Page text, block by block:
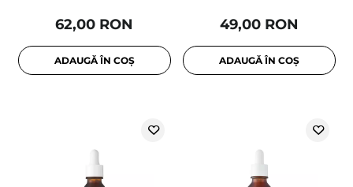
62,00 RON
ADAUGĂ ÎN COȘ
49,00 RON
ADAUGĂ ÎN COȘ